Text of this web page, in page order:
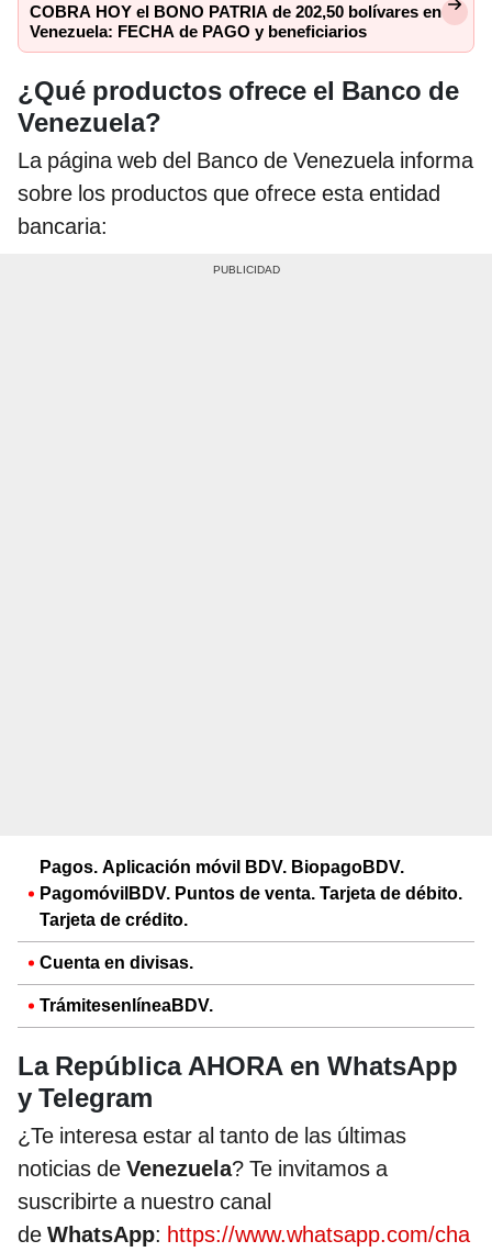
COBRA HOY el BONO PATRIA de 202,50 bolívares en
Venezuela: FECHA de PAGO y beneficiarios
¿Qué productos ofrece el Banco de
Venezuela?
La página web del Banco de Venezuela informa
sobre los productos que ofrece esta entidad
bancaria:
Pagos. Aplicación móvil BDV. BiopagoBDV.
PagomóvilBDV. Puntos de venta. Tarjeta de débito.
Tarjeta de crédito.
Cuenta en divisas.
TrámitesenlíneaBDV.
La República AHORA en WhatsApp
y Telegram
¿Te interesa estar al tanto de las últimas
noticias de Venezuela? Te invitamos a
suscribirte a nuestro canal
de WhatsApp: https://www.whatsapp.com/cha